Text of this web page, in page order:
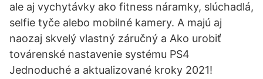
ale aj vychytávky ako fitness náramky, slúchadlá,
selfie tyče alebo mobilné kamery. A majú aj
naozaj skvelý vlastný záručný a Ako urobiť
továrenské nastavenie systému PS4
Jednoduché a aktualizované kroky 2021!